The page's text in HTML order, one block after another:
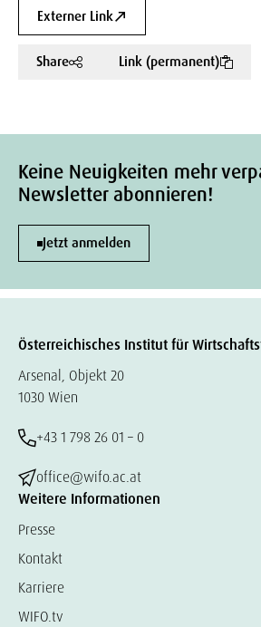
Externer Link
Share Link (permanent)
Keine Neuigkeiten mehr
Newsletter abonnieren!
Jetzt anmelden
Österreichisches Institut für
Arsenal, Objekt 20
1030 Wien
+43 1 798 26 01 – 0
office@wifo.ac.at
Weitere Informationen
Presse
Kontakt
Karriere
WIFO.tv